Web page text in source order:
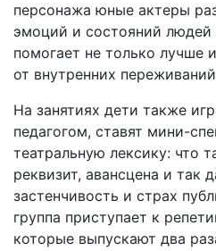
персонажа юные актеры
эмоций и состояний
помогает не только лучше
от внутренних
На занятиях дети также
педагогом, ставят мини-
театральную лексику: что
реквизит, авансцена и так
застенчивость и страх
группа приступает к
которые выпускают два